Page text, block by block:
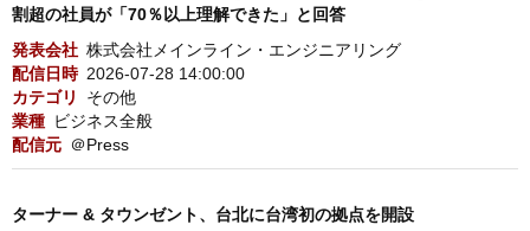
割超の社員が「70％以上理解できた」と回答
発表会社 株式会社メインライン・エンジニアリング
配信日時 2026-07-28 14:00:00
カテゴリ
その他
業種 ビジネス全般
配信元 ＠Press
ターナー & タウンゼント、台北に台湾初の拠点を開設